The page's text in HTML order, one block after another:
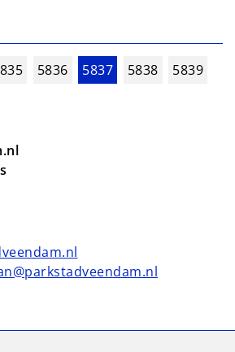
Pagina
5836 Huidige pagina
5837 Pagina
5838 Pagina
5839